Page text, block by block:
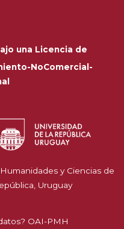
una Licencia de
NoComercial-
y Ciencias de
Uruguay
OAI-PMH